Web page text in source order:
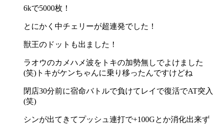
6kで5000枚！
とにかく中チェリーが超連発でした！
獣王のドットも出ました！
ラオウのカメハメ波をトキの加勢無しでよけました
(笑)トキがケンちゃんに乗り移ったんですけどね
閉店30分前に宿命バトルで負けてレイで復活でAT突入
(笑)
シンが出てきてプッシュ連打で+100Gとか消化出来ず